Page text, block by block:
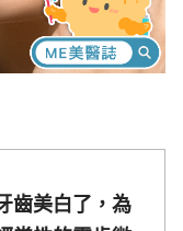
齒美白了，為